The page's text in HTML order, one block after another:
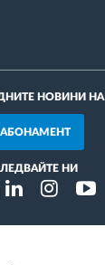
НОВИНИ
АБОНАМЕНТ
НИ
LinkedinInstragram